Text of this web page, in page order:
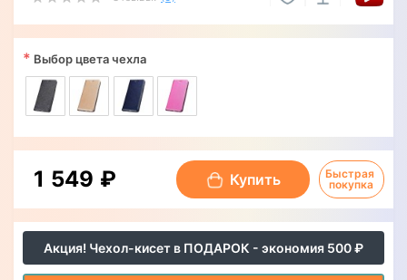
Акция! Чехол-кисет в ПОДАРОК - экономия 500 ₽
* Выбор цвета чехла
1 549 ₽ Купить
Быстрая
покупка